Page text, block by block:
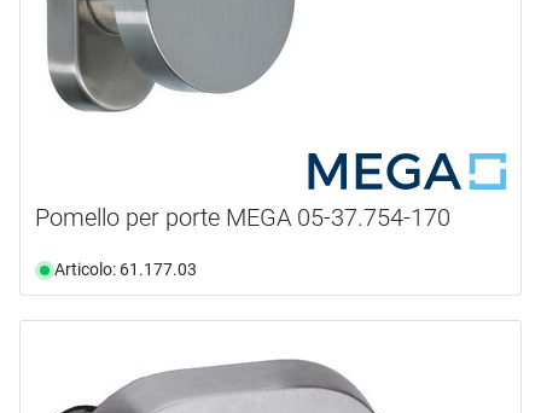
Pomello per porte MEGA 05-37.754-170
Articolo: 61.177.03